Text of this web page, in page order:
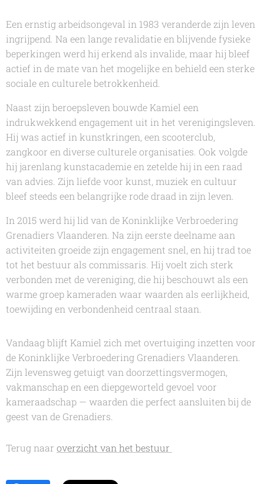
Een ernstig arbeidsongeval in 1983 veranderde zijn leven
ingrijpend. Na een lange revalidatie en blijvende fysieke
beperkingen werd hij erkend als invalide, maar hij bleef
actief in de mate van het mogelijke en behield een sterke
sociale en culturele betrokkenheid.
Naast zijn beroepsleven bouwde Kamiel een
indrukwekkend engagement uit in het verenigingsleven.
Hij was actief in kunstkringen, een scooterclub,
zangkoor en diverse culturele organisaties. Ook volgde
hij jarenlang kunstacademie en zetelde hij in een raad
van advies. Zijn liefde voor kunst, muziek en cultuur
bleef steeds een belangrijke rode draad in zijn leven.
In 2015 werd hij lid van de Koninklijke Verbroedering
Grenadiers Vlaanderen. Na zijn eerste deelname aan
activiteiten groeide zijn engagement snel, en hij trad toe
tot het bestuur als commissaris. Hij voelt zich sterk
verbonden met de vereniging, die hij beschouwt als een
warme groep kameraden waar waarden als eerlijkheid,
toewijding en verbondenheid centraal staan.
Vandaag blijft Kamiel zich met overtuiging inzetten voor
de Koninklijke Verbroedering Grenadiers Vlaanderen.
Zijn levensweg getuigt van doorzettingsvermogen,
vakmanschap en een diepgeworteld gevoel voor
kameraadschap — waarden die perfect aansluiten bij de
geest van de Grenadiers.
Terug naar overzicht van het bestuur